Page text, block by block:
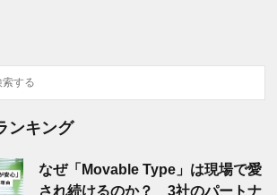
ンキング
なぜ「Movable Type」は現場で愛
され続けるのか？ 3社のパートナ